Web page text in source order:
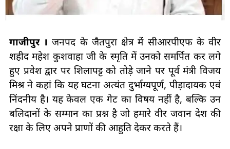
गाजीपुर ।जनपद के जैतपुरा क्षेत्र में सीआरपीएफ के वीर
शहीद महेश कुशवाहा जी के स्मृति में उनको समर्पित कर लगे
हुए प्रवेश द्वार पर शिलापट्ट को तोड़े जाने पर पूर्व मंत्री विजय
मिश्र ने कहां कि यह घटना अत्यंत दुर्भाग्यपूर्ण, पीड़ादायक एवं
निंदनीय है। यह केवल एक गेट का विषय नहीं है, बल्कि उन
बलिदानों के सम्मान का प्रश्न है जो हमारे वीर जवान देश की
रक्षा के लिए अपने प्राणों की आहुति देकर करते हैं।